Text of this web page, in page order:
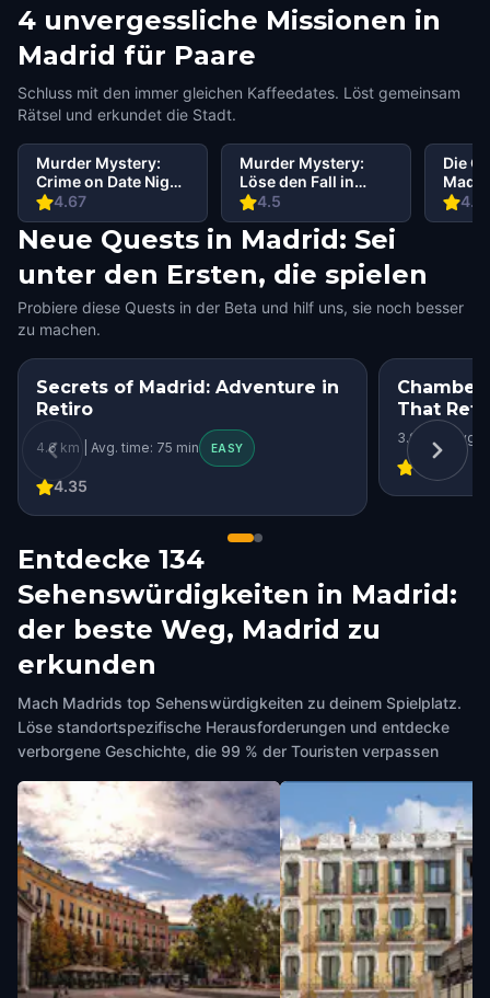
4 unvergessliche Missionen in
Madrid für Paare
Schluss mit den immer gleichen Kaffeedates. Löst gemeinsam
Rätsel und erkundet die Stadt.
4.67
Murder Mystery:
Crime on Date Night
in Madrid
4.5
Murder Mystery:
Löse den Fall in
Madrid
Die
Neue Quests in Madrid: Sei
unter den Ersten, die spielen
Probiere diese Quests in der Beta und hilf uns, sie noch besser
zu machen.
Secrets of Madrid: Adventure in
Retiro
4.6 km | Avg. time: 75 min EASY
4.35
That
3.9 km | Avg.
1
Entdecke 134
Sehenswürdigkeiten in Madrid:
der beste Weg, Madrid zu
erkunden
Mach Madrids top Sehenswürdigkeiten zu deinem Spielplatz.
Löse standortspezifische Herausforderungen und entdecke
verborgene Geschichte, die 99 % der Touristen verpassen